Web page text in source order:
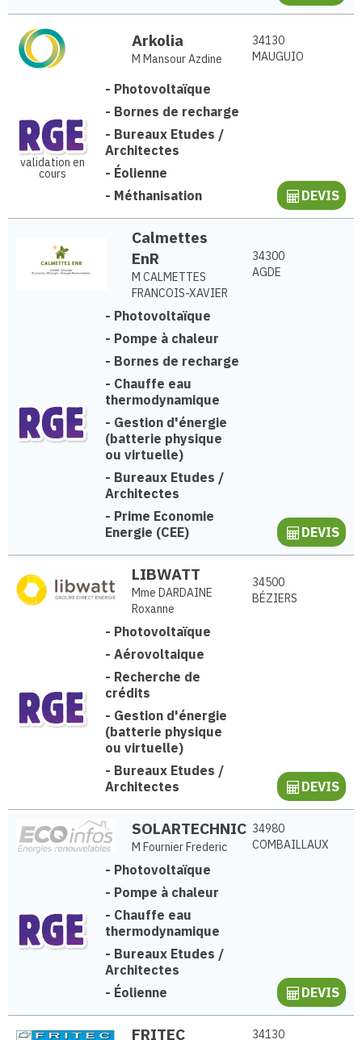
Arkolia
M Mansour Azdine
34130
MAUGUIO
validation en
cours
- Photovoltaïque
- Bornes de recharge
- Bureaux Etudes /
Architectes
- Éolienne
- Méthanisation DEVIS
Calmettes
EnR
M CALMETTES
FRANCOIS-XAVIER
34300
AGDE
- Photovoltaïque
- Pompe à chaleur
- Bornes de recharge
- Chauffe eau
thermodynamique
- Gestion d'énergie
(batterie physique
ou virtuelle)
- Bureaux Etudes /
Architectes
- Prime Economie
Energie (CEE)
DEVIS
LIBWATT
Mme DARDAINE
Roxanne
34500
BÉZIERS
- Photovoltaïque
- Aérovoltaique
- Recherche de
crédits
- Gestion d'énergie
(batterie physique
ou virtuelle)
- Bureaux Etudes /
Architectes
DEVIS
SOLARTECHNIC
M Fournier Frederic
34980
COMBAILLAUX
- Photovoltaïque
- Pompe à chaleur
- Chauffe eau
thermodynamique
- Bureaux Etudes /
Architectes
- Éolienne DEVIS
FRITEC 34130